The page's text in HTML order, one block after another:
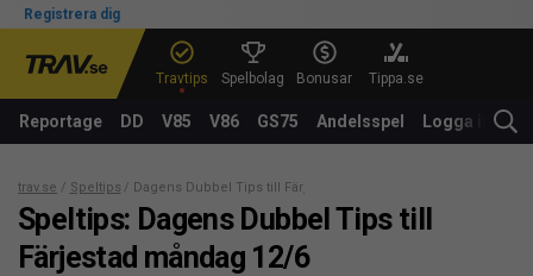
Registrera dig
Travtips Spelbolag Bonusar Tippa.se
Reportage DD V85 V86 GS75 Andelsspel Logga in
trav.se Speltips Dagens Dubbel Tips till Färjestad måndag 12/6
Speltips: Dagens Dubbel Tips till
Färjestad måndag 12/6